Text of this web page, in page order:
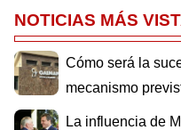
NOTICIAS MÁS
Cómo será la
mecanismo
La influencia de